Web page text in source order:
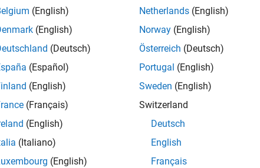
Boundary Coverage
this parameter select the Enable coverage analysis
| floating-point value
floating-point value for the relational boundary absolute
Use
(English)
(English)
(Deutsch)
(Español)
(English)
(Français)
(English)
(Italiano)
(English)
Netherlands (English)
Norway (English)
Österreich (Deutsch)
Portugal (English)
Sweden (English)
Switzerland
Deutsch
English
Français